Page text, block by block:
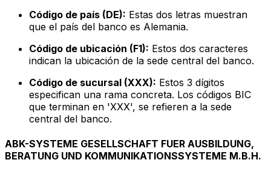
Código de país (DE): Estas dos letras muestran
que el país del banco es Alemania.
Código de ubicación (F1): Estos dos caracteres
indican la ubicación de la sede central del banco.
Código de sucursal (XXX): Estos 3 dígitos
especifican una rama concreta. Los códigos BIC
que terminan en 'XXX', se refieren a la sede
central del banco.
ABK-SYSTEME GESELLSCHAFT FUER AUSBILDUNG,
BERATUNG UND KOMMUNIKATIONSSYSTEME M.B.H.